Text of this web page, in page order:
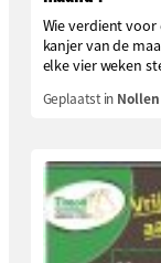
Wie verdient
kanjer van de
elke vier weken
Geplaatst in